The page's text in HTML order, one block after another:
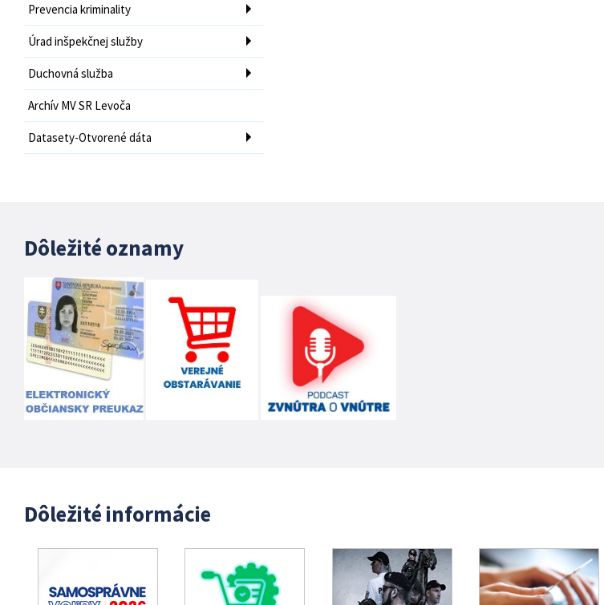
Prevencia kriminality
Úrad inšpekčnej služby
Duchovná služba
Archív MV SR Levoča
Datasety-Otvorené dáta
Dôležité oznamy
Dôležité informácie